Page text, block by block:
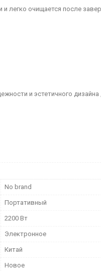
и легко очищается после
и эстетичного
No brand
Портативный
2200 Вт
Электронное
Китай
Новое